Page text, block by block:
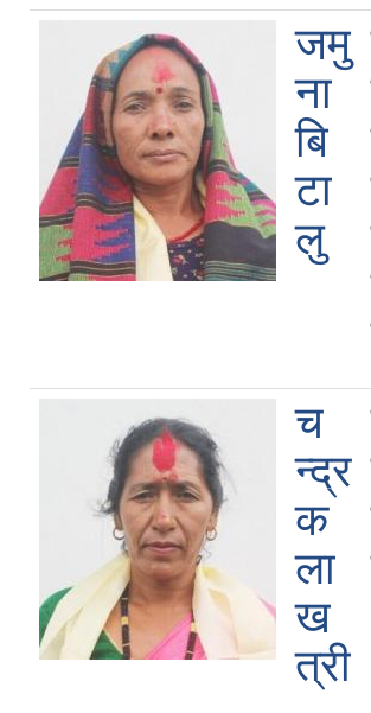
जमु
ना
बि
टा
लु
च
न्द्र
क
ला
ख
त्री